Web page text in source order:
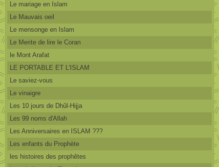
Le mariage en Islam
Le Mauvais oeil
Le mensonge en Islam
Le Merite de lire le Coran
le Mont Arafat
LE PORTABLE ET L'ISLAM
Le saviez-vous
Le vinaigre
Les 10 jours de Dhûl-Hijja
Les 99 noms d'Allah
Les Anniversaires en ISLAM ???
Les enfants du Prophète
les histoires des prophêtes